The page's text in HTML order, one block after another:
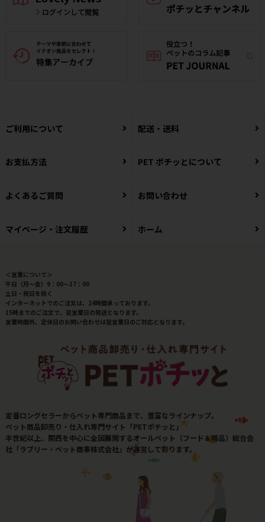
ご利用について 配送・送料
お支払方法 PET ポチッとについて
よくあるご質問 お問い合わせ
マイページ・注文履歴 ホーム
＜営業について＞
平日（月～金）9：00～17：00
土日・祝日を除く
インターネットでのご注文は、24時間承っております。
15時までのご注文で、翌営業日の発送となります。
営業時間外、定休日のお問い合わせは翌営業日のご対応となります。
定番ロングセラーからペット専門商品まで、豊富なラインナップ。
ペット商品卸売り・仕入れ専門サイト「PETポチッと」
半世紀以上、関西を中心に全国展開するオールペット（フード＆用品）総合会
社「ラブリー・ペット商事株式会社」が運営しております。